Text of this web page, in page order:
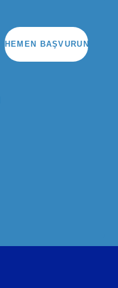
HEMEN BAŞVURUN